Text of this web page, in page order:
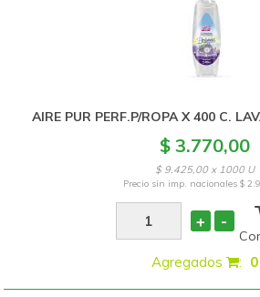
AIRE PUR PERF.P/ROPA X 400 C.
$ 3.770,00
$ 9.425,00 x 1000 U
Precio sin imp. nacionales$
+ -
Agregados : 0